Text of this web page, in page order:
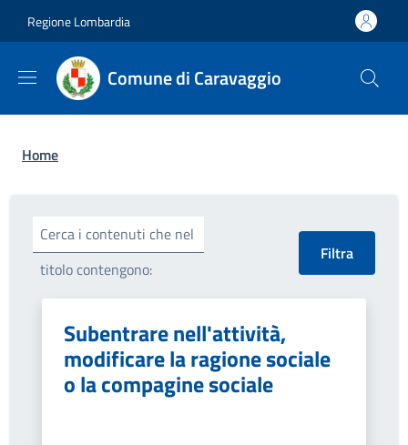
Regione Lombardia
Comune di Caravaggio
Briciole di pane
Home
Cerca i contenuti che nel
titolo contengono:
Subentrare nell'attività,
modificare la ragione sociale
o la compagine sociale